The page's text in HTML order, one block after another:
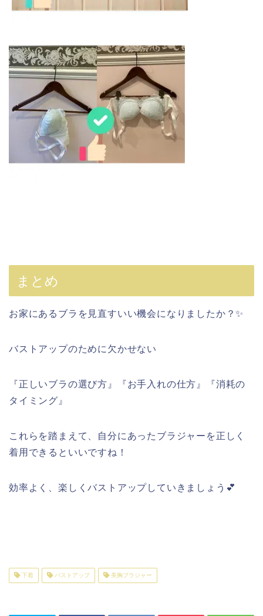
まとめ
お家にあるブラを見直すいい機会になりましたか？✨
バストアップのために欠かせない
『正しいブラの選び方』『お手入れの仕方』『消耗の
タイミング』
これらを踏まえて、自分にあったブラジャーを正しく
着用できるといいですね！
効率よく、楽しくバストアップしていきましょう💕
下着 バストアップ 美胸ブラジャー